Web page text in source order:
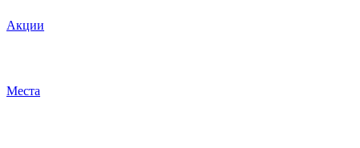
Акции
Места